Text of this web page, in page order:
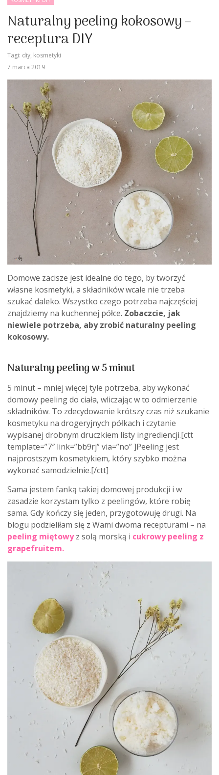
Naturalny peeling kokosowy –
receptura DIY
Tagi: diy, kosmetyki
7 marca 2019
Domowe zacisze jest idealne do tego, by tworzyć
własne kosmetyki, a składników wcale nie trzeba
szukać daleko. Wszystko czego potrzeba najczęściej
znajdziemy na kuchennej półce. Zobaczcie, jak
niewiele potrzeba, aby zrobić naturalny peeling
kokosowy.
Naturalny peeling w 5 minut
5 minut – mniej więcej tyle potrzeba, aby wykonać
domowy peeling do ciała, wliczając w to odmierzenie
składników. To zdecydowanie krótszy czas niż szukanie
kosmetyku na drogeryjnych półkach i czytanie
wypisanej drobnym druczkiem listy ingrediencji.[ctt
template=”7″ link=”bb9rj” via=”no” ]Peeling jest
najprostszym kosmetykiem, który szybko można
wykonać samodzielnie.[/ctt]
Sama jestem fanką takiej domowej produkcji i w
zasadzie korzystam tylko z peelingów, które robię
sama. Gdy kończy się jeden, przygotowuję drugi. Na
blogu podzieliłam się z Wami dwoma recepturami – na
peeling miętowyz solą morską i cukrowy peeling z
grapefruitem.